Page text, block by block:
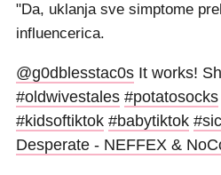
"Da, uklanja sve simptome
influencerica.
@g0dblesstac0s It works!
#oldwivestales #potatosocks
#kidsoftiktok #babytiktok
Desperate - NEFFEX &